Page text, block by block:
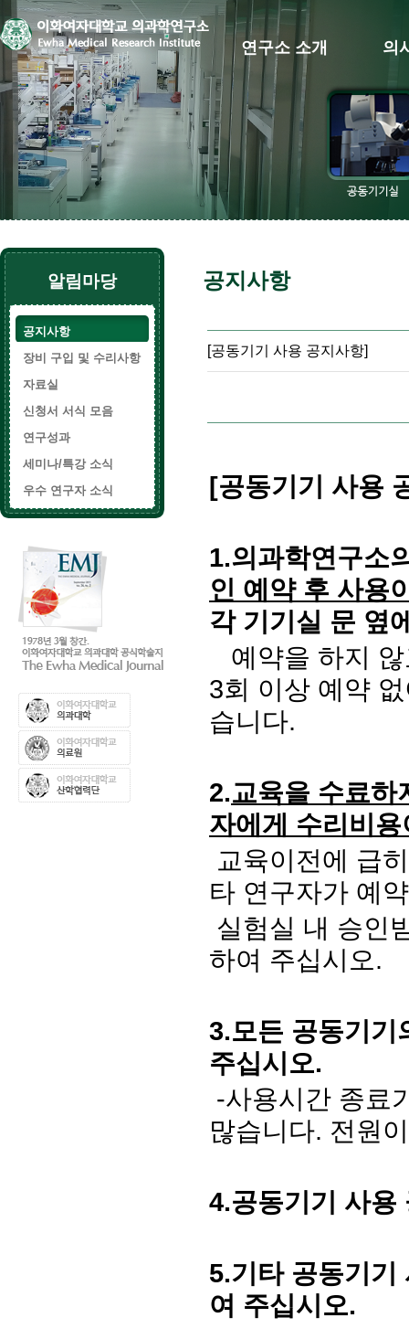
연구소 소개 의
알림마당
공지사항
장비 구입 및 수리사항
자료실
신청서 서식 모음
연구성과
세미나/특강 소식
우수 연구자 소식
공지사항
[공동기기 사용 공지사항]
[공동기기 사용
1.의과학연구소
인 예약 후 사용
각 기기실 문 옆
예약을 하지
3회 이상 예약
습니다.
2.교육을 수료하
자에게 수리비
교육이전에 급
타 연구자가 예
실험실 내 승인
하여 주십시오.
3.모든 공동기기
주십시오.
-사용시간 종료
많습니다. 전원
4.공동기기 사용
5.기타 공동기기
여 주십시오.